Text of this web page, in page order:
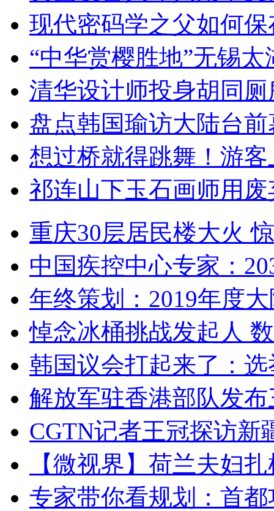
现代密码学之父如何
“中华赏樱胜地”无锡
清华设计师投身胡同
盘点韩国瑜访大陆台
想过桥就得跳舞！游客
祁连山下玉石画师用
重庆30层居民楼大火
中国疾控中心专家：
年终策划：2019年度
悼念冰桶挑战发起人
韩国议会打起来了：
解放军驻香港部队发
CGTN记者王冠探访新
【微视界】荷兰夫妇
专家带你看规划：首